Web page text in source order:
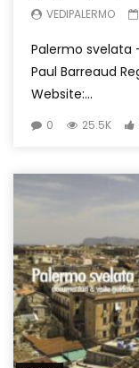
VEDIPALERMO
Palermo svelata
Paul Barreaud
Website:...
0 25.5K